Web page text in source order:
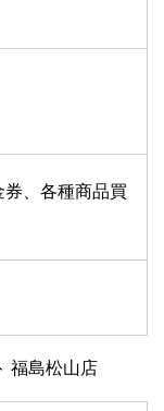
、各種商品買
福島松山店